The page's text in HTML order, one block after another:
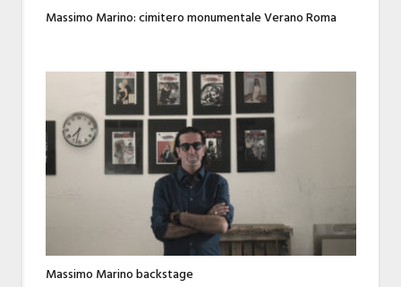
Massimo Marino: cimitero monumentale Verano Roma
Massimo Marino backstage